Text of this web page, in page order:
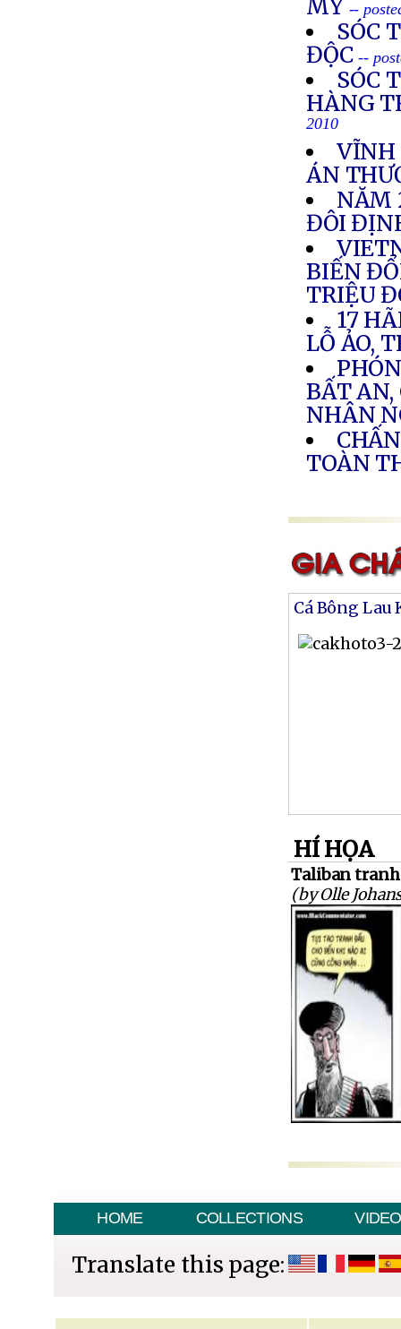
MỸ --
SÓC
ĐỘC--
SÓC
HÀNG
2010
VĨNH
ÁN
NĂM
ĐÔI
BIẾN
TRIỆU
17
LỖ ẢO,
BẤT AN,
NHÂN
TOÀN
Cá Bông Lau
HÍ HỌA
Taliban tranh
(by Olle
HOME COLLECTIONS VIDEO
Translate this page: